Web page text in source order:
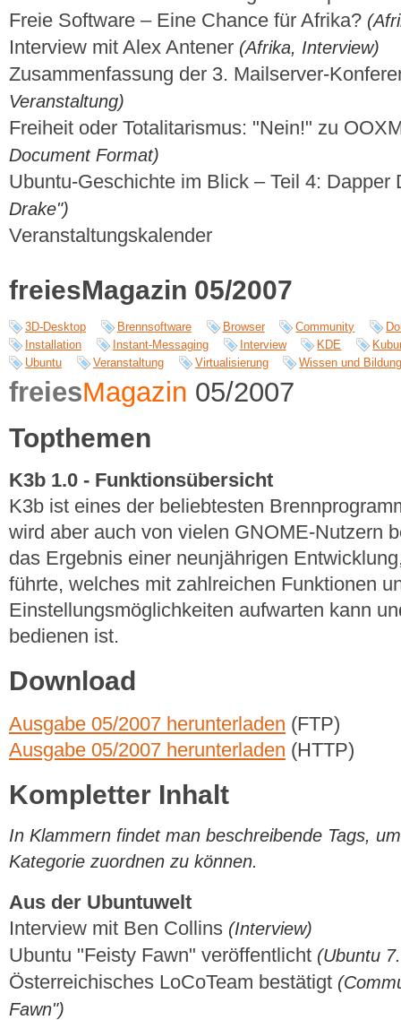
Freie Software – Eine Chance für Afrika?
Interview mit Alex Antener (Afrika, Interview)
Zusammenfassung der 3. Mailserver-
Veranstaltung)
Freiheit oder Totalitarismus: "Nein!" zu
Document Format)
Ubuntu-Geschichte im Blick – Teil 4: Dapper
Drake")
Veranstaltungskalender
freiesMagazin 05/2007
3D-Desktop Brennsoftware Browser Community
Installation
Instant-Messaging Interview KDE
Ubuntu
Veranstaltung Virtualisierung Wissen und
freiesMagazin 05/2007
Topthemen
K3b 1.0 - Funktionsübersicht
K3b ist eines der beliebtesten
wird aber auch von vielen GNOME-Nutzern
das Ergebnis einer neunjährigen
führte, welches mit zahlreichen Funktionen
Einstellungsmöglichkeiten aufwarten kann
bedienen ist.
Download
Ausgabe 05/2007 herunterladen (FTP)
Ausgabe 05/2007 herunterladen (HTTP)
Kompletter Inhalt
In Klammern findet man beschreibende Tags,
Kategorie zuordnen zu können.
Aus der Ubuntuwelt
Interview mit Ben Collins (Interview)
Ubuntu "Feisty Fawn" veröffentlicht (Ubuntu
Österreichisches LoCoTeam bestätigt
Fawn")